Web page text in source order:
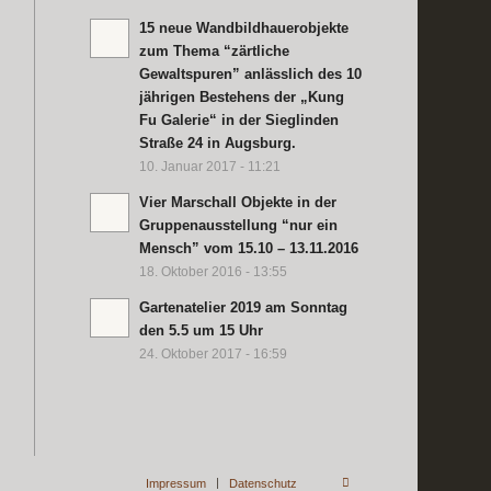
15 neue Wandbildhauerobjekte
zum Thema “zärtliche
Gewaltspuren” anlässlich des 10
jährigen Bestehens der „Kung
Fu Galerie“ in der Sieglinden
Straße 24 in Augsburg.
10. Januar 2017 - 11:21
Vier Marschall Objekte in der
Gruppenausstellung “nur ein
Mensch” vom 15.10 – 13.11.2016
18. Oktober 2016 - 13:55
Gartenatelier 2019 am Sonntag
den 5.5 um 15 Uhr
24. Oktober 2017 - 16:59
Impressum Datenschutz